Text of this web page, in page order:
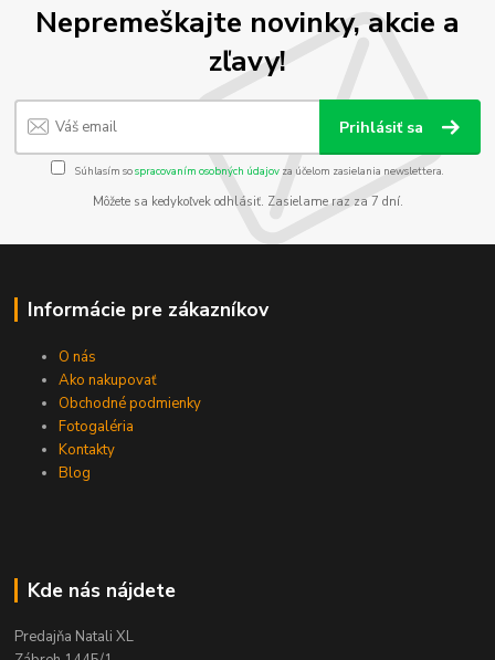
Nepremeškajte novinky, akcie a
zľavy!
Prihlásiť sa
Súhlasím sospracovaním osobných údajov za účelom zasielania newslettera.
Môžete sa kedykoľvek odhlásiť. Zasielame raz za 7 dní.
Informácie pre zákazníkov
O nás
Ako nakupovať
Obchodné podmienky
Fotogaléria
Kontakty
Blog
Kde nás nájdete
Predajňa Natali XL